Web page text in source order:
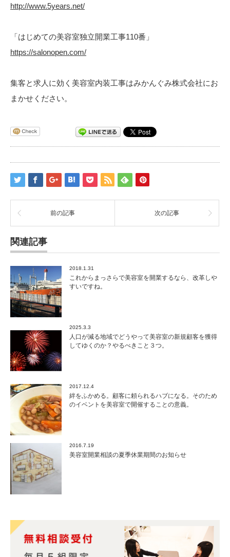
http://www.5years.net/
「はじめての美容室独立開業工事110番」
https://salonopen.com/
集客と求人に効く美容室内装工事はみかんぐみ株式会社にお
まかせください。
前の記事 次の記事
関連記事
2018.1.31
これからまっさらで美容室を開業するなら、改革しや
すいですね。
2025.3.3
人口が減る地域でどうやって美容室の新規顧客を獲得
してゆくのか？やるべきこと３つ。
2017.12.4
絆をふかめる。顧客に頼られるハブになる。そのため
のイベントを美容室で開催することの意義。
2016.7.19
美容室開業相談の夏季休業期間のお知らせ